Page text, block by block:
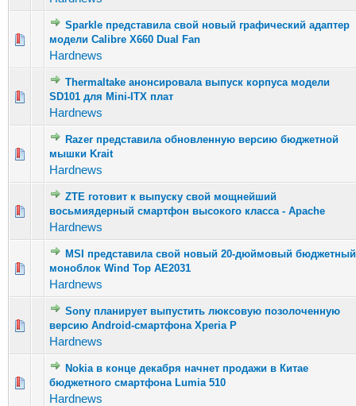
Sparkle представила свой новый графический адаптер
модели Calibre X660 Dual Fan
Hardnews
Голосов: 3 - Средняя оценка: 1.33 из 5
12345
Thermaltake анонсировала выпуск корпуса модели
SD101 для Mini-ITX плат
Hardnews
Голосов: 1 - Средняя оценка: 4 из 5
123 45
Razer представила обновленную версию бюджетной
мышки Krait
Hardnews
Голосов: 2 - Средняя оценка: 3 из 5
1
ZTE готовит к выпуску свой мощнейший
восьмиядерный смартфон высокого класса - Apache
Hardnews
Голосов: 8 - Средняя оценка: 2.75 из 5
12345
MSI представила свой новый 20-дюймовый бюджетный
моноблок Wind Top AE2031
Hardnews
Голосов: 4 - Средняя оценка: 3 из 5
123 45
Sony планирует выпустить люксовую позолоченную
версию Android-смартфона Xperia P
Hardnews
Голосов: 4 - Средняя оценка: 1.25 из 5
12345
Nokia в конце декабря начнет продажи в Китае
бюджетного смартфона Lumia 510
Hardnews
Голосов: 4 - Средняя оценка: 2 из 5
12345